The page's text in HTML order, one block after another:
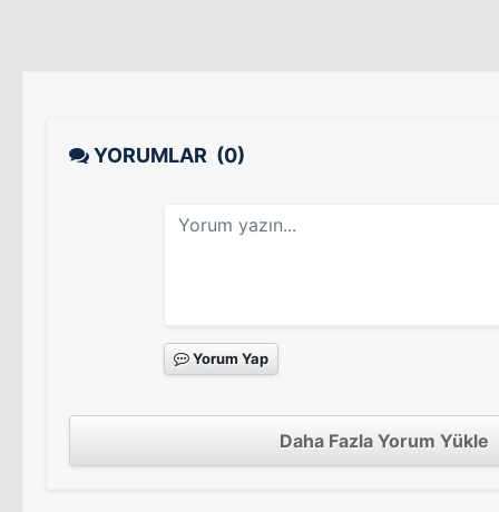
YORUMLAR (0)
Yorum Yap
Daha Fazla Yorum Yükle